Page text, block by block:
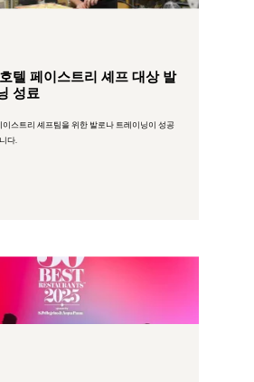
텔 페이스트리 셰프 대상 발
성료
스트리 셰프팀을 위한 발로나 트레이닝이 성공
다.